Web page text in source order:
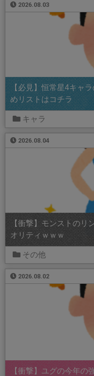
2026.08.03
【必見】恒常星4キャ
めリストはコチラ
キャラ
2026.08.04
【衝撃】モンストのリ
オリティｗｗｗ
その他
2026.08.02
【衝撃】ユグの今年の